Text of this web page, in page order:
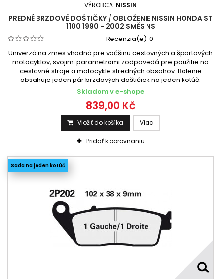
VÝROBCA: NISSIN
PREDNÉ BRZDOVÉ DOŠTIČKY / OBLOŽENIE NISSIN HONDA ST
1100 1990 - 2002 SMĚS NS
Recenzia(e): 0
Univerzálna zmes vhodná pre väčšinu cestovných a športových
motocyklov, svojimi parametrami zodpovedá pre použitie na
cestovné stroje a motocykle stredných obsahov. Balenie
obsahuje jeden pár brzdových doštičiek na jeden kotúč.
Skladom v e-shope
839,00 Kč
Vložiť do košíka Viac
Pridať k porovnaniu
Sada na jeden kotúč